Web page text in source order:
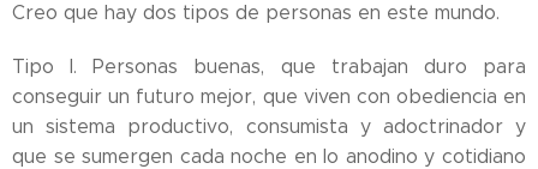
Creo que hay dos tipos de personas en este mundo.
Tipo I. Personas buenas, que trabajan duro para
conseguir un futuro mejor, que viven con obediencia en
un sistema productivo, consumista y adoctrinador y
que se sumergen cada noche en lo anodino y cotidiano